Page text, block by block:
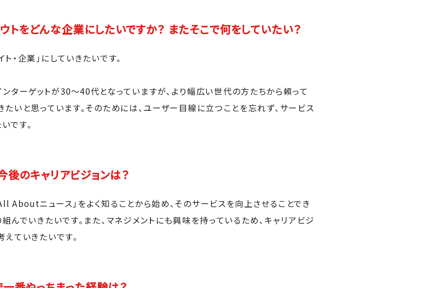
トをどんな企業にしたいですか？ またそこで何をしていたい？
・企業」にしていきたいです。
ターゲットが30～40代となっていますが、より幅広い世代の方たちから頼って
たいと思っています。そのためには、ユーザー目線に立つことを忘れず、サービス
です。
後のキャリアビジョンは？
Aboutニュース」をよく知ることから始め、そのサービスを向上させることでき
組んでいきたいです。また、マネジメントにも興味を持っているため、キャリアビジ
えていきたいです。